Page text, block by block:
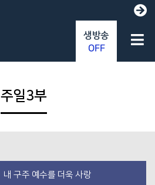
주일3부
내 구주 예수를 더욱 사랑
생방송
OFF